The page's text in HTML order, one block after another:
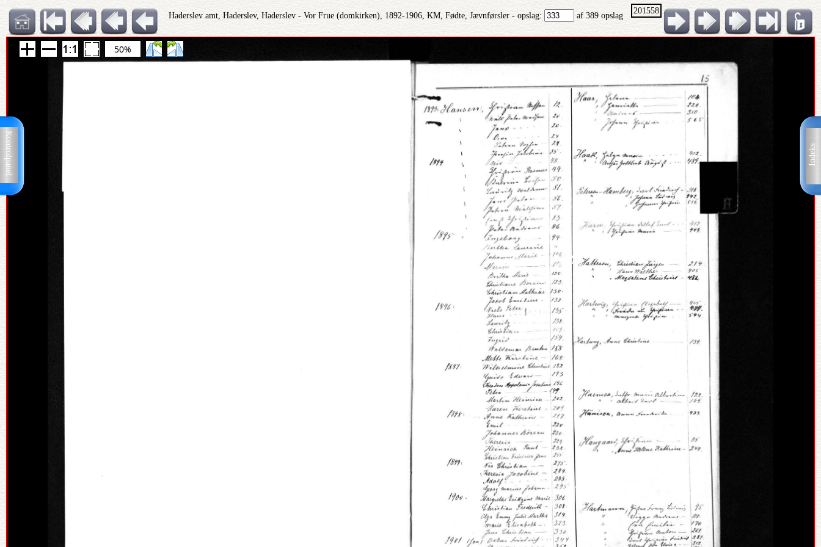
Indeks
Kontrolpanel
201558
Haderslev amt, Haderslev, Haderslev - Vor Frue (domkirken), 1892-1906, KM, Fødte, Jævnførsler - opslag: af 389 opslag
50%